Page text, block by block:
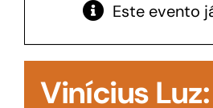
Acesso à Informação
Este evento
Vinícius Luz: